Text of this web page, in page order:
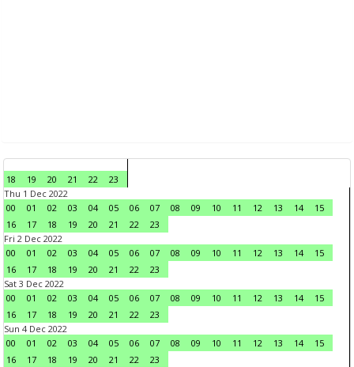
18 19 20 21 22
23
Thu 1 Dec 2022
00
01 02 03 04 05 06 07 08 09 10 11 12 13 14
15
16
17 18 19 20 21 22
23
Fri 2 Dec 2022
00
01 02 03 04 05 06 07 08 09 10 11 12 13 14
15
16
17 18 19 20 21 22
23
Sat 3 Dec 2022
00
01 02 03 04 05 06 07 08 09 10 11 12 13 14
15
16
17 18 19 20 21 22
23
Sun 4 Dec 2022
00
01 02 03 04 05 06 07 08 09 10 11 12 13 14
15
16
17 18 19 20 21 22
23